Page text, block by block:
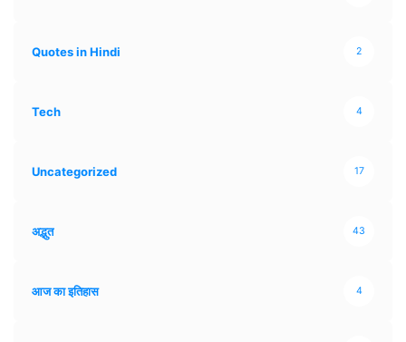
Quotes in Hindi 2
Tech 4
Uncategorized 17
अद्भुत 43
आज का इतिहास 4